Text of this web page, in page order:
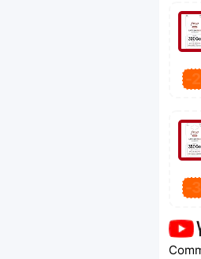
-
-